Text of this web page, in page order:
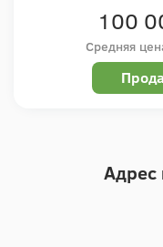
100
Средняя